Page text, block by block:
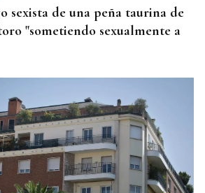
sexista de una peña taurina de
"sometiendo sexualmente a